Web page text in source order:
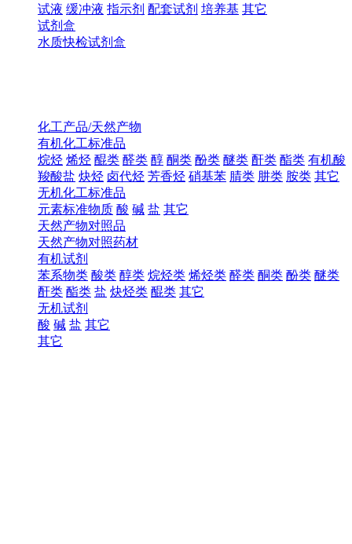
试液 缓冲液 指示剂 配套试剂 培养基 其它
试剂盒
水质快检试剂盒
化工产品/天然产物
有机化工标准品
烷烃 烯烃 醌类 醛类 醇 酮类 酚类 醚类 酐类 酯类 有机酸
羧酸盐 炔烃 卤代烃 芳香烃 硝基苯 腈类 肼类 胺类 其它
无机化工标准品
元素标准物质 酸 碱 盐 其它
天然产物对照品
天然产物对照药材
有机试剂
苯系物类 酸类 醇类 烷烃类 烯烃类 醛类 酮类 酚类 醚类
酐类 酯类 盐 炔烃类 醌类 其它
无机试剂
酸 碱 盐 其它
其它